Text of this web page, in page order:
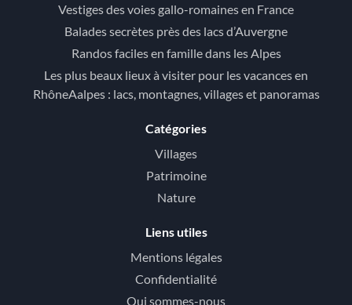
Vestiges des voies gallo-romaines en France
Balades secrètes près des lacs d’Auvergne
Randos faciles en famille dans les Alpes
Les plus beaux lieux à visiter pour les vacances en
RhôneAalpes : lacs, montagnes, villages et panoramas
Catégories
Villages
Patrimoine
Nature
Liens utiles
Mentions légales
Confidentialité
Qui sommes-nous